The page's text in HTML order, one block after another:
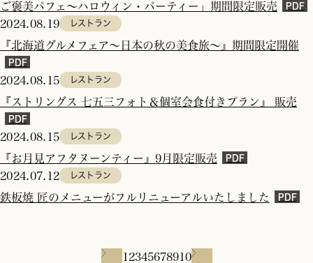
ご褒美パフェ～ハロウィン・パーティー」期間限定販売
2024.08.19
レストラン
『北海道グルメフェア～日本の秋の美食旅～』期間限定開催
2024.08.15 レストラン
『ストリングス 七五三フォト＆個室会食付きプラン』 販売
2024.08.15 レストラン
『お月見アフタヌーンティー』9月限定販売
2024.07.12
レストラン
鉄板焼 匠のメニューがフルリニューアルいたしました
1 2345678910